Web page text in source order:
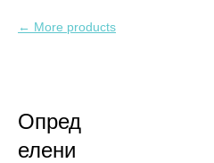
More products
Опред
елени